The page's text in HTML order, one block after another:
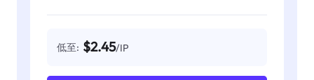
低至: $2.45/IP